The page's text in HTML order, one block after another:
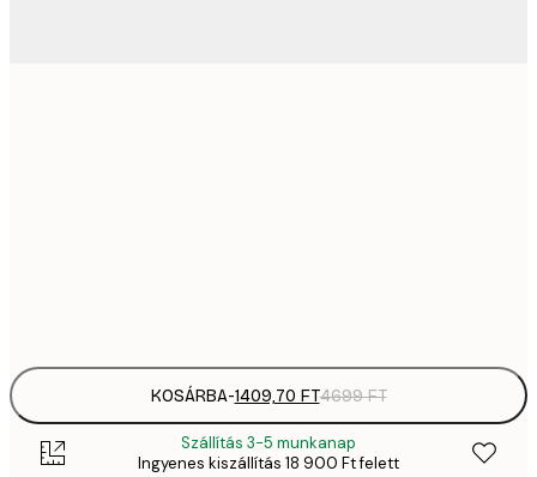
KOSÁRBA-1409,70 FT4699 FT
Szállítás 3-5 munkanap
Ingyenes kiszállítás 18 900 Ft felett